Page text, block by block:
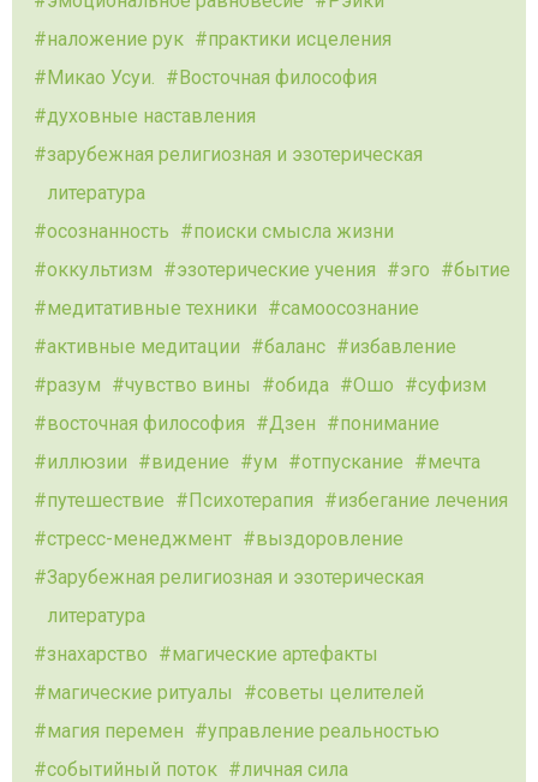
наложение рук
практики исцеления
Микао Усуи.
Восточная философия
духовные наставления
зарубежная религиозная и эзотерическая
литература
осознанность
поиски смысла жизни
оккультизм
эзотерические учения эго
бытие
медитативные техники
самоосознание
активные медитации
баланс
избавление
разум
чувство вины обида Ошо
суфизм
восточная философия
Дзен
понимание
иллюзии
видение ум отпускание
мечта
путешествие
Психотерапия
избегание лечения
стресс-менеджмент
выздоровление
Зарубежная религиозная и эзотерическая
литература
знахарство
магические артефакты
магические ритуалы
советы целителей
магия перемен
управление реальностью
событийный поток
личная сила